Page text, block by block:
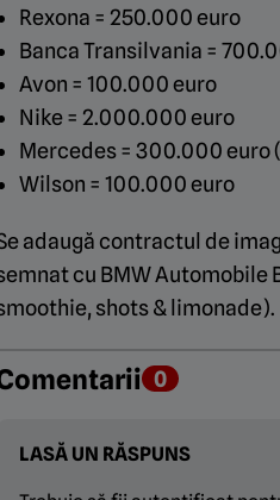
Rexona = 250.000 euro
Banca Transilvania =
Avon = 100.000 euro
Nike = 2.000.000 euro
Mercedes = 300.000 euro
Wilson = 100.000 euro
adaugă contractul de
cu BMWAutomobile
shots & limonade).
0
LASĂ UN RĂSPUNS